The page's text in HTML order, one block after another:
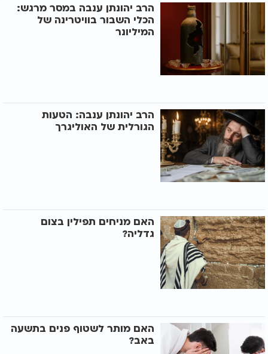
הרב יהונתן ענבה במסר מרגש:
הכלי השבור בוויטרינה של
המיליונר
הרב יהונתן ענבה: הטעות
הגורלית של האוליגרך
האם מניחים תפילין בצום
גדליה?
האם מותר לשטוף פנים בתשעה
באב?